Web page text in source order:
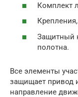
Комплект
Защитный
полотна.
Все элементы
защищает привод
направление